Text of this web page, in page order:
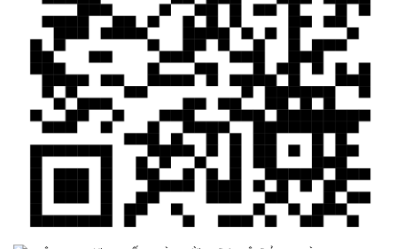
UBND XÃ CƯ M’TA SƠ KẾT THỰC HIỆN NHIỆM VỤ PHÁT TRIỂN
CƯ M’TA CHỦ ĐỘNG PHÒNG, CHỐNG NGẬP ÚNG, BẢO VỆ
CÔNG TRÌNH THỦY LỢI TRONG MÙA MƯA BÃO
ĐẢNG ỦY XÃ CƯ M’TA TỔ CHỨC HỘI NGHỊ BAN CHẤP HÀNH
LẦN THỨ SÁU (MỞ RỘNG)